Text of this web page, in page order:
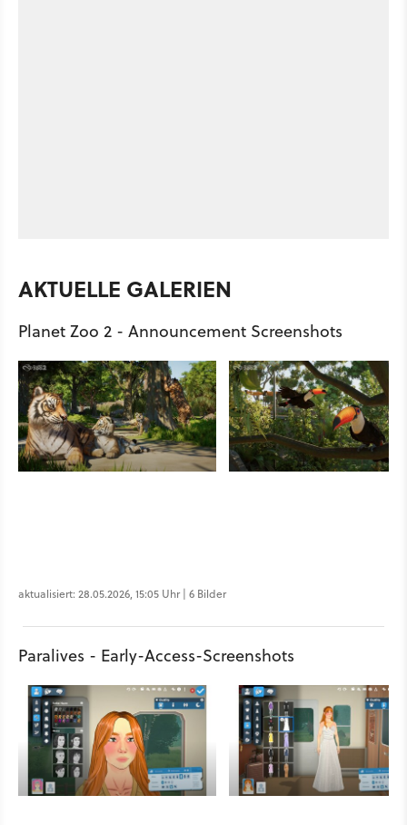
AKTUELLE GALERIEN
Planet Zoo 2 - Announcement Screenshots
aktualisiert: 28.05.2026, 15:05 Uhr | 6 Bilder
Paralives - Early-Access-Screenshots